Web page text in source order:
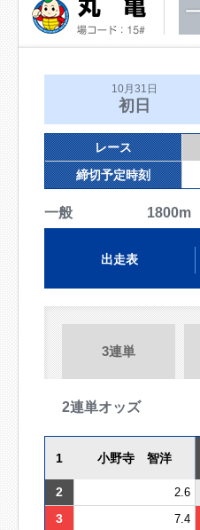
10月31日
初日
レース
締切予定時刻
一般 1800m
出走表
3連単
2連単オッズ
1 小野寺 智洋
2 2.6
3
7.4